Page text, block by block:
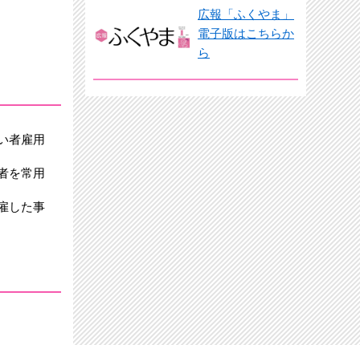
者雇用
を常用
した事
広報「ふくやま」
電子版はこちらか
ら